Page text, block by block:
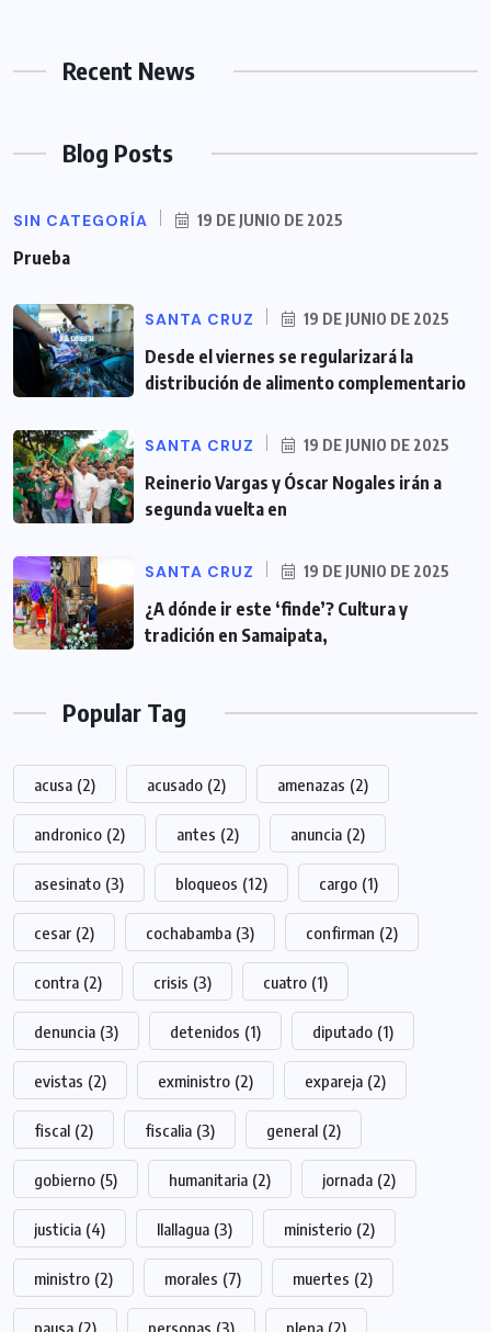
Recent News
Blog Posts
SIN CATEGORÍA 19 DE JUNIO DE 2025
Prueba
SANTA CRUZ 19 DE JUNIO DE 2025
Desde el viernes se regularizará la
distribución de alimento complementario
SANTA CRUZ 19 DE JUNIO DE 2025
Reinerio Vargas y Óscar Nogales irán a
segunda vuelta en
SANTA CRUZ 19 DE JUNIO DE 2025
¿A dónde ir este ‘finde’? Cultura y
tradición en Samaipata,
Popular Tag
acusa (2) acusado (2) amenazas (2)
andronico (2) antes (2) anuncia (2)
asesinato (3) bloqueos (12) cargo (1)
cesar (2) cochabamba (3) confirman (2)
contra (2) crisis (3) cuatro (1)
denuncia (3) detenidos (1) diputado (1)
evistas (2) exministro (2) expareja (2)
fiscal (2) fiscalia (3) general (2)
gobierno (5) humanitaria (2) jornada (2)
justicia (4) llallagua (3) ministerio (2)
ministro (2) morales (7) muertes (2)